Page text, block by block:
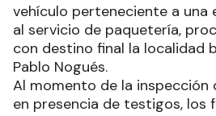
vehículo perteneciente a una
al servicio de paquetería,
con destino final la localidad
Pablo Nogués.
Al momento de la inspección
en presencia de testigos, los